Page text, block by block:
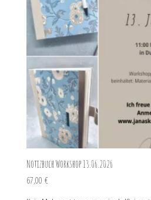
Notizbuch Workshop 13.06.2026
67,00 €